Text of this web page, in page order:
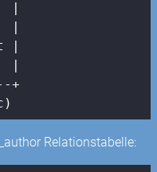
|
|
Relationstabelle: